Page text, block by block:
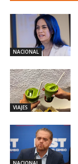
NACIONAL
VIAJES